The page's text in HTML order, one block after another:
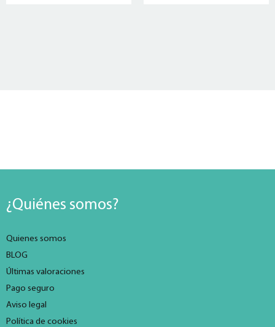
¿Quiénes somos?
Quienes somos
BLOG
Últimas valoraciones
Pago seguro
Aviso legal
Política de cookies